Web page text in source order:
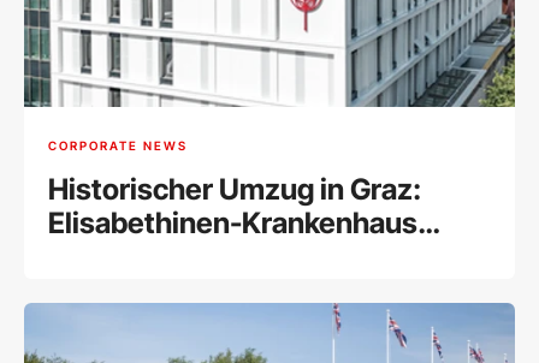
CORPORATE NEWS
Historischer Umzug in Graz:
Elisabethinen-Krankenhaus